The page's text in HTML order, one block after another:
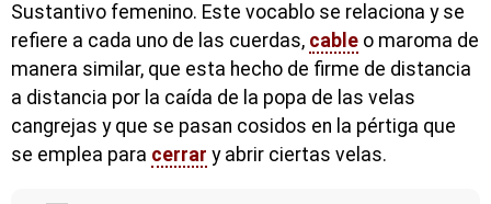
Sustantivo femenino. Este vocablo se relaciona y se
refiere a cada uno de las cuerdas, cable o maroma de
manera similar, que esta hecho de firme de distancia
a distancia por la caída de la popa de las velas
cangrejas y que se pasan cosidos en la pértiga que
se emplea para cerrar y abrir ciertas velas.